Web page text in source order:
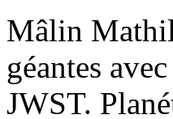
Mâlin
géantes
JWST.